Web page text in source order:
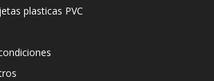
plasticas PVC